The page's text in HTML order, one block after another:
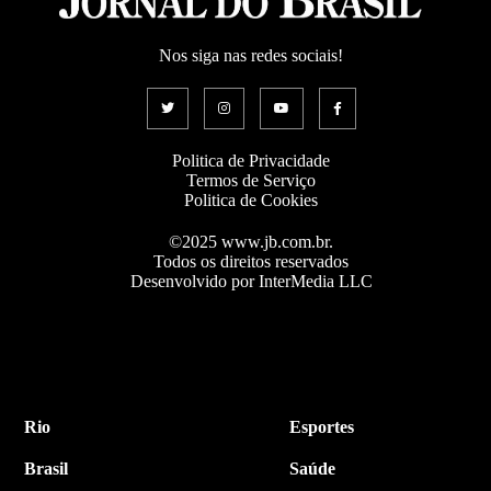
Nos siga nas redes sociais!
Politica de Privacidade
Termos de Serviço
Politica de Cookies
©2025 www.jb.com.br.
Todos os direitos reservados
Desenvolvido por InterMedia LLC
Rio
Brasil
Esportes
Saúde